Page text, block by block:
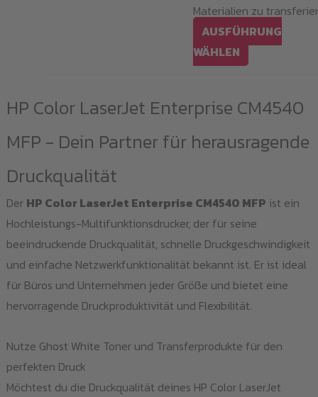
Materialien zu
AUSFÜHRUNG
WÄHLEN
mehrere
auf.
Optionen
auf
der
Produktseite
HP Color LaserJet Enterprise CM4540
MFP - Dein Partner für herausragende
Druckqualität
Der HP Color LaserJet Enterprise CM4540 MFP ist ein
Hochleistungs-Multifunktionsdrucker, der für seine
beeindruckende Druckqualität, schnelle Druckgeschwindigkeit
und einfache Netzwerkfunktionalität bekannt ist. Er ist ideal
für Büros und Unternehmen jeder Größe und bietet eine
hervorragende Druckproduktivität und Flexibilität.
Nutze Ghost White Toner und Transferprodukte für den
perfekten Druck
Möchtest du die Druckqualität deines HP Color LaserJet